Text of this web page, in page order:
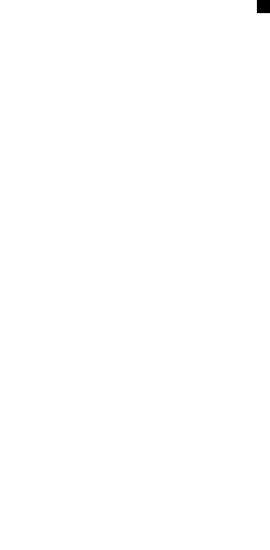
Наш сайт использует файлы
и повысить эффективность